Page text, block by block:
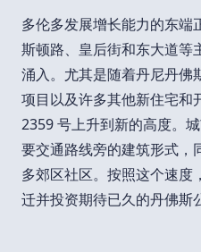
多伦多发展增长能力的东端
斯顿路、皇后街和东大道等
涌入。尤其是随着丹尼丹
项目以及许多其他新住宅和
2359 号上升到新的高度。
要交通路线旁的建筑形式，
多郊区社区。按照这个速度
迁并投资期待已久的丹佛斯